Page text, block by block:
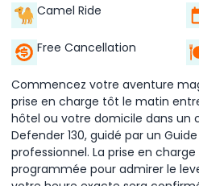
Camel Ride
Free Cancellation
Commencez votre aventure
prise en charge tôt le matin
hôtel ou votre domicile dans un
Defender 130, guidé par un
professionnel. La prise en
programmée pour admirer le